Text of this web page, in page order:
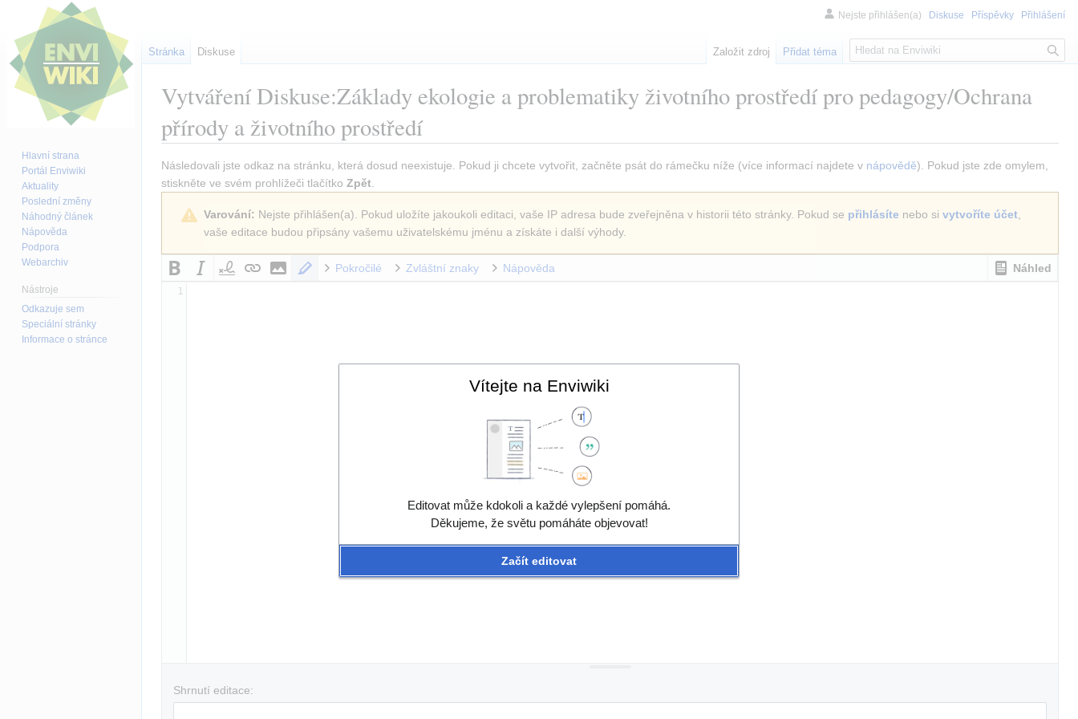
VytvářeníDiskuse:Základy ekologie a problematiky životního prostředí pro pedagogy/Ochrana
přírody a životního prostředí
Skočit
na
Skočit
na
Následovali jste odkaz na stránku, která dosud neexistuje. Pokud ji chcete vytvořit, začněte psát do rámečku níže (více informací najdete v nápovědě). Pokud jste zde omylem,
stiskněte ve svém prohlížeči tlačítko Zpět.
Varování: Nejste přihlášen(a). Pokud uložíte jakoukoli editaci, vaše IP adresa bude zveřejněna v historii této stránky. Pokud se přihlásíte nebo si vytvoříte účet,
vaše editace budou připsány vašemu uživatelskému jménu a získáte i další výhody.
Náhled
Pokročilé Zvláštní znaky Nápověda
1
Shrnutí editace:
Nejste přihlášen(a) Diskuse Příspěvky Přihlášení
Stránka Diskuse Založit zdroj Přidat téma
H
l
d
Hlavní strana
Portál Enviwiki
Aktuality
Poslední změny
Náhodný článek
Nápověda
Podpora
Webarchiv
Nástroje
Odkazuje sem
Speciální stránky
Informace o stránce
Vítejte na Enviwiki
Editovat může kdokoli a každé vylepšení pomáhá.
Děkujeme, že světu pomáháte objevovat!
Začít editovat